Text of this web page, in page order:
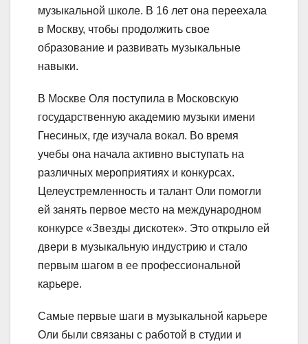
музыкальной школе. В 16 лет она переехала
в Москву, чтобы продолжить свое
образование и развивать музыкальные
навыки.
В Москве Оля поступила в Московскую
государственную академию музыки имени
Гнесиных, где изучала вокал. Во время
учебы она начала активно выступать на
различных мероприятиях и конкурсах.
Целеустремленность и талант Оли помогли
ей занять первое место на международном
конкурсе «Звезды дискотек». Это открыло ей
двери в музыкальную индустрию и стало
первым шагом в ее профессиональной
карьере.
Самые первые шаги в музыкальной карьере
Оли были связаны с работой в студии и